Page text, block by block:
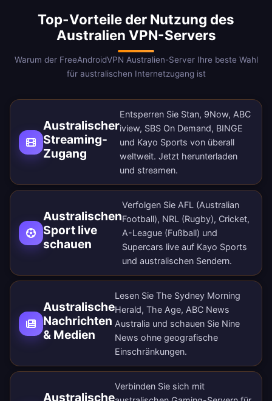
Top-Vorteile der Nutzung des
Australien VPN-Servers
Warum der FreeAndroidVPN Australien-Server Ihre beste Wahl
für australischen Internetzugang ist
Australischer
Streaming-
Zugang
Entsperren Sie Stan, 9Now, ABC
iview, SBS On Demand, BINGE
und Kayo Sports von überall
weltweit. Jetzt herunterladen
und streamen.
Australischen
Sport live
schauen
Verfolgen Sie AFL (Australian
Football), NRL (Rugby), Cricket,
A-League (Fußball) und
Supercars live auf Kayo Sports
und australischen Sendern.
Australische
Nachrichten
& Medien
Lesen Sie The Sydney Morning
Herald, The Age, ABC News
Australia und schauen Sie Nine
News ohne geografische
Einschränkungen.
Australische
Verbinden Sie sich mit